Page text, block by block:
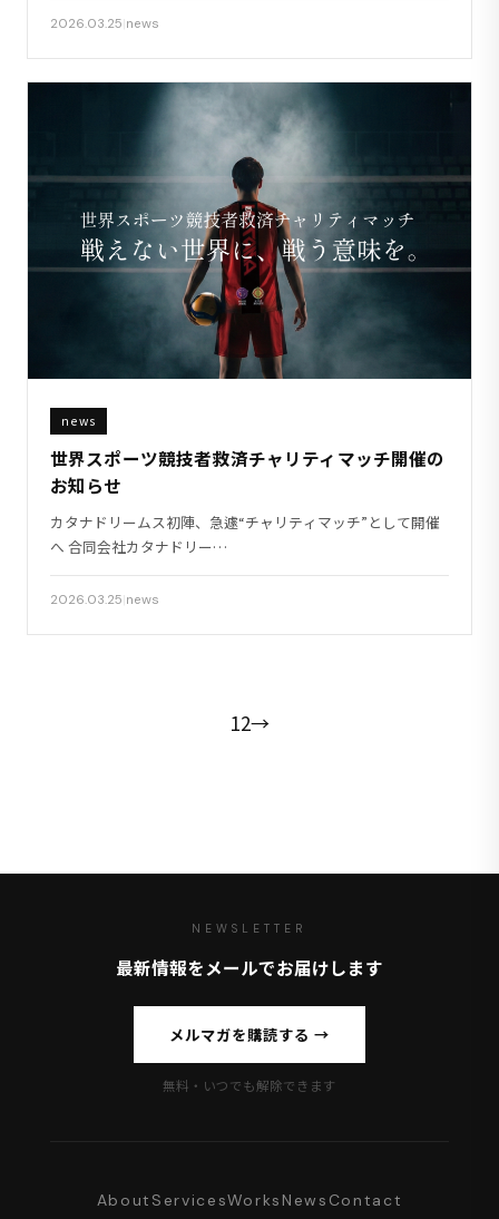
2026.03.25 news
news
世界スポーツ競技者救済チャリティマッチ開催の
お知らせ
カタナドリームス初陣、急遽“チャリティマッチ”として開催
へ 合同会社カタナドリー…
2026.03.25 news
12→
NEWSLETTER
最新情報をメールでお届けします
メルマガを購読する →
無料・いつでも解除できます
About ServicesWorks News Contact